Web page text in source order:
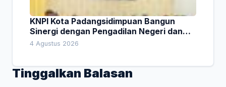
KNPI Kota Padangsidimpuan Bangun
Sinergi dengan Pengadilan Negeri dan
DPRD
4 Agustus 2026
Tinggalkan Balasan